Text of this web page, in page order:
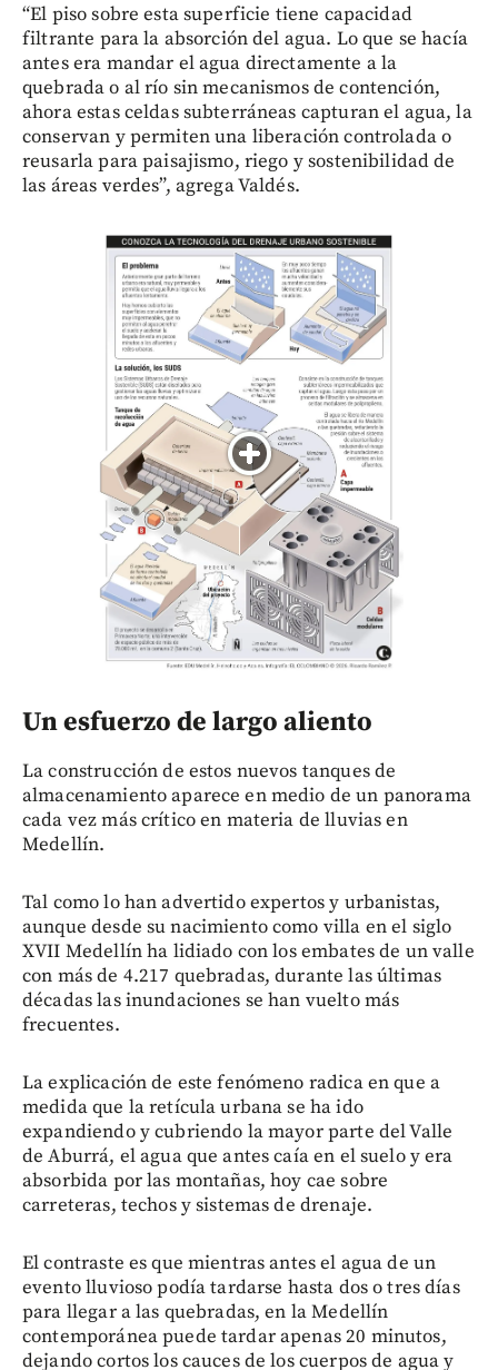
“El piso sobre esta superficie tiene capacidad
filtrante para la absorción del agua. Lo que se hacía
antes era mandar el agua directamente a la
quebrada o al río sin mecanismos de contención,
ahora estas celdas subterráneas capturan el agua, la
conservan y permiten una liberación controlada o
reusarla para paisajismo, riego y sostenibilidad de
las áreas verdes”, agrega Valdés.
Un esfuerzo de largo aliento
La construcción de estos nuevos tanques de
almacenamiento aparece en medio de un panorama
cada vez más crítico en materia de lluvias en
Medellín.
Tal como lo han advertido expertos y urbanistas,
aunque desde su nacimiento como villa en el siglo
XVII Medellín ha lidiado con los embates de un valle
con más de 4.217 quebradas, durante las últimas
décadas las inundaciones se han vuelto más
frecuentes.
La explicación de este fenómeno radica en que a
medida que la retícula urbana se ha ido
expandiendo y cubriendo la mayor parte del Valle
de Aburrá, el agua que antes caía en el suelo y era
absorbida por las montañas, hoy cae sobre
carreteras, techos y sistemas de drenaje.
El contraste es que mientras antes el agua de un
evento lluvioso podía tardarse hasta dos o tres días
para llegar a las quebradas, en la Medellín
contemporánea puede tardar apenas 20 minutos,
dejando cortos los cauces de los cuerpos de agua y